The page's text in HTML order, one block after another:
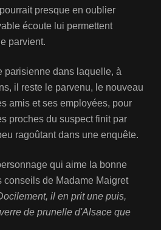
presque en oublier
écoute lui permettent
parvient.
parisienne dans laquelle, à
il reste le parvenu, le nouveau
amis et ses employées, pour
proches du suspect finit par
ragoûtant dans une enquête.
qui aime la bonne
conseils de Madame Maigret
il en prit une puis,
de prunelle d'Alsace que